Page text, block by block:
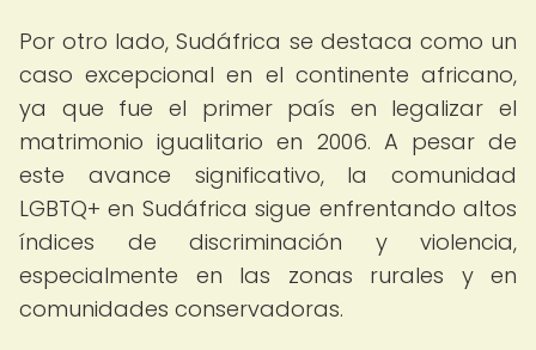
Por otro lado, Sudáfrica se destaca como un
caso excepcional en el continente africano,
ya que fue el primer país en legalizar el
matrimonio igualitario en 2006. A pesar de
este avance significativo, la comunidad
LGBTQ+ en Sudáfrica sigue enfrentando altos
índices de discriminación y violencia,
especialmente en las zonas rurales y en
comunidades conservadoras.